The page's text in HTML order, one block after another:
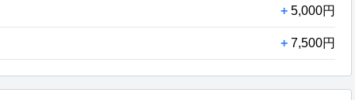
+ 5,000円
+ 7,500円